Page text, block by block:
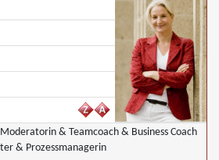
& Teamcoach & Business Coach
Master & Prozessmanagerin